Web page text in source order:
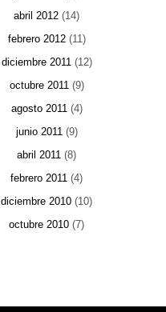
abril 2012 (14)
febrero 2012(11)
diciembre 2011(12)
octubre 2011(9)
agosto 2011(4)
junio 2011(9)
abril 2011 (8)
febrero 2011 (4)
diciembre 2010 (10)
octubre 2010 (7)